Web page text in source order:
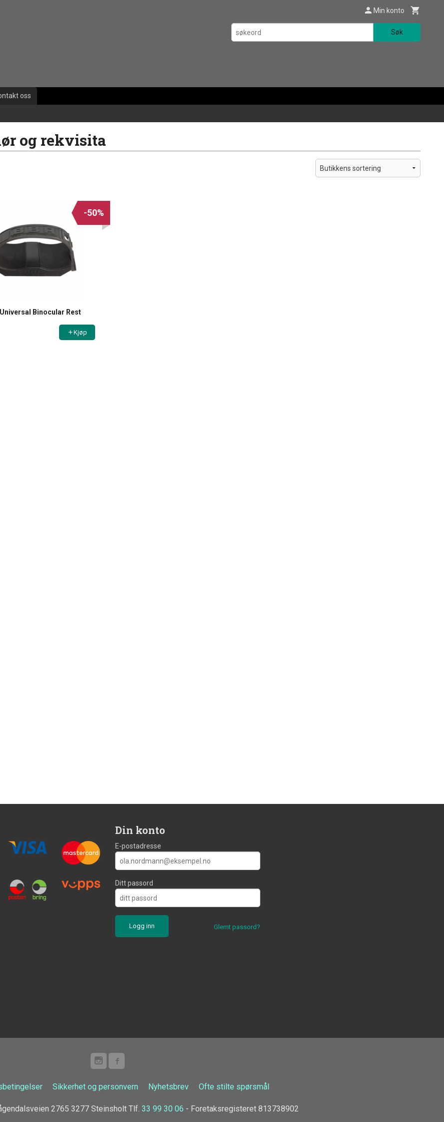
Min konto
Søk
oss
og rekvisita
Universal Binocular Rest
-50%
Kjøp
Din konto
E-postadresse
Ditt passord
Glemt passord?
Sikkerhet og personvern Nyhetsbrev Ofte stilte spørsmål
2765 3277 Steinsholt Tlf. 33 99 30 06 - Foretaksregisteret 813738902